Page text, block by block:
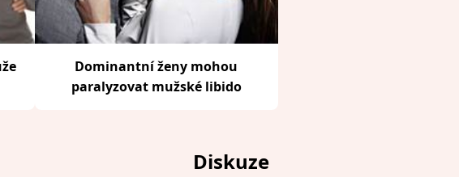
Dominantní ženy mohou
paralyzovat mužské libido
Diskuze